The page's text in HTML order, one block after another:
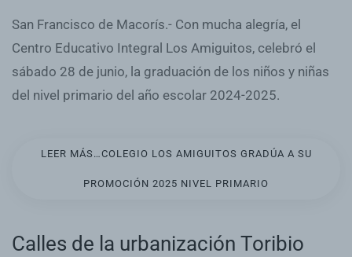
San Francisco de Macorís.- Con mucha alegría, el
Centro Educativo Integral Los Amiguitos, celebró el
sábado 28 de junio, la graduación de los niños y niñas
del nivel primario del año escolar 2024-2025.
LEER MÁS…COLEGIO LOS AMIGUITOS GRADÚA A SU
PROMOCIÓN 2025 NIVEL PRIMARIO
Calles de la urbanización Toribio